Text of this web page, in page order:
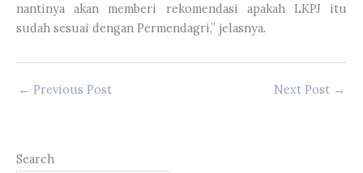
nantinya akan memberi rekomendasi apakah LKPJ itu
sudah sesuai dengan Permendagri,” jelasnya.
← Previous Post Next Post →
Search